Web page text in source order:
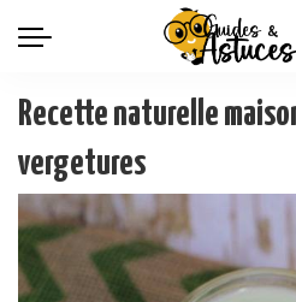
Recette naturelle
vergetures